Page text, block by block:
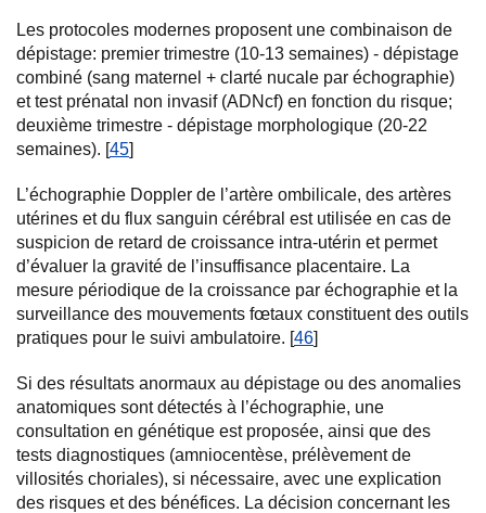
Les protocoles modernes proposent une combinaison de
dépistage: premier trimestre (10-13 semaines) - dépistage
combiné (sang maternel + clarté nucale par échographie)
et test prénatal non invasif (ADNcf) en fonction du risque;
deuxième trimestre - dépistage morphologique (20-22
semaines). [45]
L’échographie Doppler de l’artère ombilicale, des artères
utérines et du flux sanguin cérébral est utilisée en cas de
suspicion de retard de croissance intra-utérin et permet
d’évaluer la gravité de l’insuffisance placentaire. La
mesure périodique de la croissance par échographie et la
surveillance des mouvements fœtaux constituent des outils
pratiques pour le suivi ambulatoire. [46]
Si des résultats anormaux au dépistage ou des anomalies
anatomiques sont détectés à l’échographie, une
consultation en génétique est proposée, ainsi que des
tests diagnostiques (amniocentèse, prélèvement de
villosités choriales), si nécessaire, avec une explication
des risques et des bénéfices. La décision concernant les